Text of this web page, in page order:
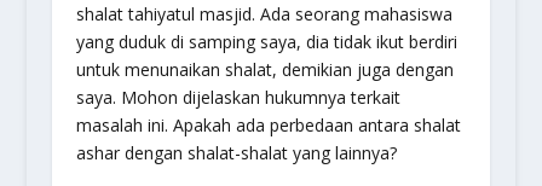
shalat tahiyatul masjid. Ada seorang mahasiswa
yang duduk di samping saya, dia tidak ikut berdiri
untuk menunaikan shalat, demikian juga dengan
saya. Mohon dijelaskan hukumnya terkait
masalah ini. Apakah ada perbedaan antara shalat
ashar dengan shalat-shalat yang lainnya?